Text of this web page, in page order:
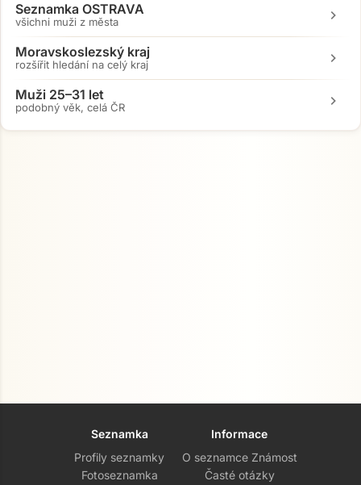
Seznamka OSTRAVA
všichni muži z města chevron_right
Moravskoslezský kraj
rozšířit hledání na celý kraj chevron_right
Muži 25–31 let
podobný věk, celá ČR chevron_right
Seznamka
Profily seznamky
Fotoseznamka
Informace
O seznamce Známost
Časté otázky